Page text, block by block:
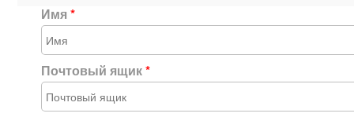
Имя*
Почтовый ящик*